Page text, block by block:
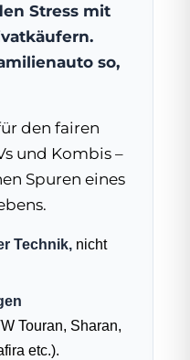
Stress mit
so,
den fairen
und Kombis –
Spuren eines
Technik, nicht
Touran, Sharan,
etc.).